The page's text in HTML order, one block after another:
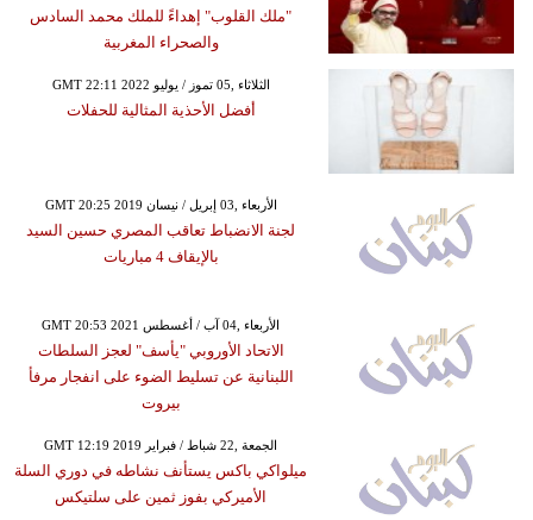
"ملك القلوب" إهداءً للملك محمد السادس
والصحراء المغربية
GMT 22:11 2022 الثلاثاء ,05 تموز / يوليو
أفضل الأحذية المثالية للحفلات
GMT 20:25 2019 الأربعاء ,03 إبريل / نيسان
لجنة الانضباط تعاقب المصري حسين السيد
بالإيقاف 4 مباريات
GMT 20:53 2021 الأربعاء ,04 آب / أغسطس
الاتحاد الأوروبي "يأسف" لعجز السلطات
اللبنانية عن تسليط الضوء على انفجار مرفأ
بيروت
GMT 12:19 2019 الجمعة ,22 شباط / فبراير
ميلواكي باكس يستأنف نشاطه في دوري السلة
الأميركي بفوز ثمين على سلتيكس